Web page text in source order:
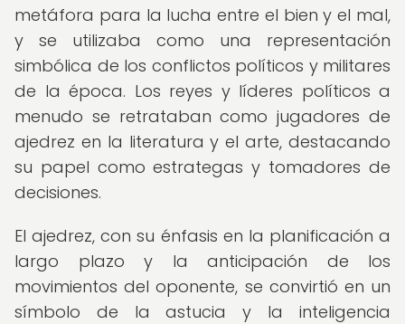
metáfora para la lucha entre el bien y el mal,
y se utilizaba como una representación
simbólica de los conflictos políticos y militares
de la época. Los reyes y líderes políticos a
menudo se retrataban como jugadores de
ajedrez en la literatura y el arte, destacando
su papel como estrategas y tomadores de
decisiones.
El ajedrez, con su énfasis en la planificación a
largo plazo y la anticipación de los
movimientos del oponente, se convirtió en un
símbolo de la astucia y la inteligencia